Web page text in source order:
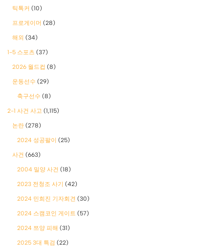
틱톡커 (10)
프로게이머 (28)
해외 (34)
1-5 스포츠 (37)
2026 월드컵 (8)
운동선수 (29)
축구선수 (8)
2-1 사건 사고 (1,115)
논란 (278)
2024 성공팔이 (25)
사건 (663)
2004 밀양 사건 (18)
2023 전청조 사기 (42)
2024 민희진 기자회견 (30)
2024 스캠코인 게이트 (57)
2024 쯔양 피해 (31)
2025 3대 특검 (22)